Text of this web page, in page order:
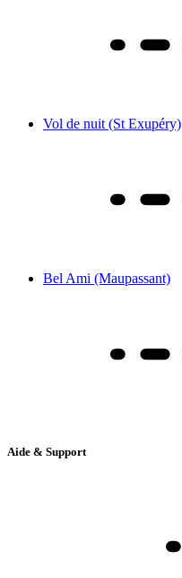
Vol de nuit (St Exupéry)
Bel Ami (Maupassant)
Aide & Support